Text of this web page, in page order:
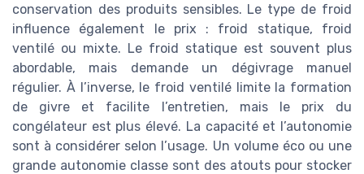
conservation des produits sensibles. Le type de froid
influence également le prix : froid statique, froid
ventilé ou mixte. Le froid statique est souvent plus
abordable, mais demande un dégivrage manuel
régulier. À l’inverse, le froid ventilé limite la formation
de givre et facilite l’entretien, mais le prix du
congélateur est plus élevé. La capacité et l’autonomie
sont à considérer selon l’usage. Un volume éco ou une
grande autonomie classe sont des atouts pour stocker